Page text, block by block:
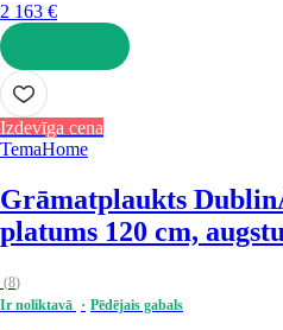
2 163 €
LIKT GROZĀ
Izdevīga cena
TemaHome
Grāmatplaukts Dublin
platums 120 cm,
(8)
Ir noliktavā
Pēdējais gabals